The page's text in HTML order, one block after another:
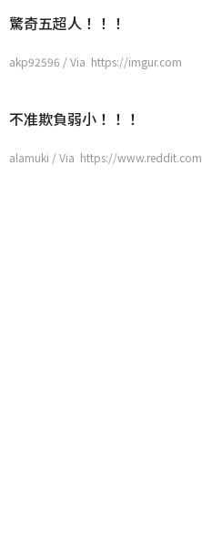
驚奇五超人！！！
akp92596 / Via https://imgur.com
不准欺負弱小！！！
alamuki / Via https://www.reddit.com